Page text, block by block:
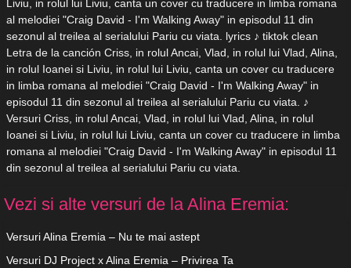
Liviu, in rolul lui Liviu, canta un cover cu traducere in limba romana
al melodiei "Craig David - I'm Walking Away" in episodul 11 din
sezonul al treilea al serialului Pariu cu viata. lyrics ♪ tiktok clean
Letra de la canción Criss, in rolul Ancai, Vlad, in rolul lui Vlad, Alina,
in rolul Ioanei si Liviu, in rolul lui Liviu, canta un cover cu traducere
in limba romana al melodiei "Craig David - I'm Walking Away" in
episodul 11 din sezonul al treilea al serialului Pariu cu viata. ♪
Versuri Criss, in rolul Ancai, Vlad, in rolul lui Vlad, Alina, in rolul
Ioanei si Liviu, in rolul lui Liviu, canta un cover cu traducere in limba
romana al melodiei "Craig David - I'm Walking Away" in episodul 11
din sezonul al treilea al serialului Pariu cu viata.
Vezi si alte versuri de la Alina Eremia:
Versuri Alina Eremia – Nu te mai astept
Versuri DJ Project x Alina Eremia – Privirea Ta